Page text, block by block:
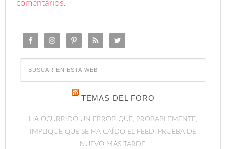
comentarios.
TEMAS DEL FORO
HA OCURRIDO UN ERROR QUE, PROBABLEMENTE,
IMPLIQUE QUE SE HA CAÍDO EL FEED. PRUEBA DE
NUEVO MÁS TARDE.